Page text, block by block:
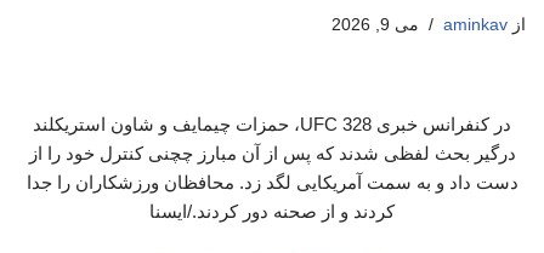
از aminkav می 9, 2026
در کنفرانس خبری UFC 328، حمزات چیمایف و شاون استریکلند
درگیر بحث لفظی شدند که پس از آن مبارز چچنی کنترل خود را از
دست داد و به سمت آمریکایی لگد زد. محافظان ورزشکاران را جدا
کردند و از صحنه دور کردند./ایسنا